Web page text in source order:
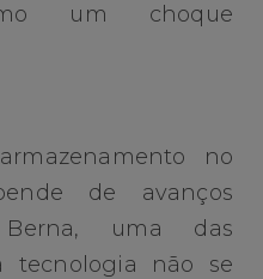
um choque
no
de avanços
Berna, uma das
tecnologia não se